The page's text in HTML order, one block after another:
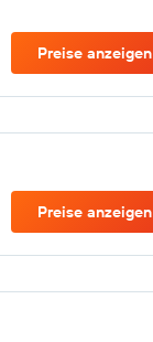
Preise anzeigen
Preise anzeigen